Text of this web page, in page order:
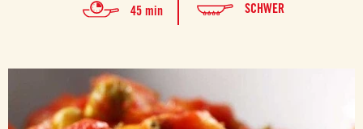
45 min SCHWER